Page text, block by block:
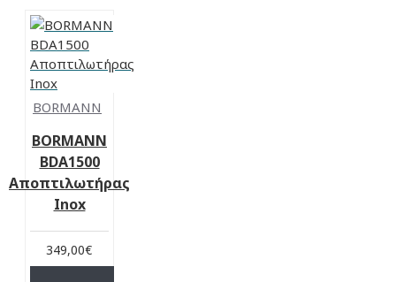
BORMANN
BORMANN
BDA1500
Αποπτιλωτήρας
Inox
349,00€